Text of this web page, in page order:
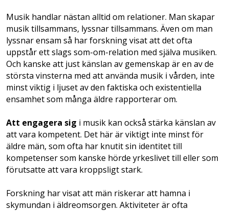
Musik handlar nästan alltid om relationer. Man skapar
musik tillsammans, lyssnar tillsammans. Även om man
lyssnar ensam så har forskning visat att det ofta
uppstår ett slags som-om-relation med själva musiken.
Och kanske att just känslan av gemenskap är en av de
största vinsterna med att använda musik i vården, inte
minst viktig i ljuset av den faktiska och existentiella
ensamhet som många äldre rapporterar om.
Att engagera sig i musik kan också stärka känslan av
att vara kompetent. Det här är viktigt inte minst för
äldre män, som ofta har knutit sin identitet till
kompetenser som kanske hörde yrkeslivet till eller som
förutsatte att vara kroppsligt stark.
Forskning har visat att män riskerar att hamna i
skymundan i äldreomsorgen. Aktiviteter är ofta